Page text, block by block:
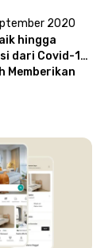
2020
hingga
dari Covid-19
Memberikan